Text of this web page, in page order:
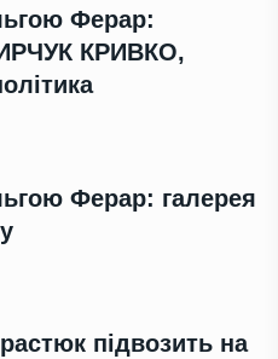
Ферар:
КРИВКО,
Ферар: галерея
підвозить на